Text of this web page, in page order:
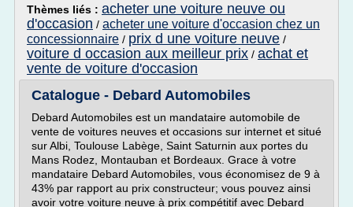
Thèmes liés : acheter une voiture neuve ou
d'occasion / acheter une voiture d'occasion chez un
concessionnaire / prix d une voiture neuve /
voiture d occasion aux meilleur prix / achat et
vente de voiture d'occasion
Catalogue - Debard Automobiles
Debard Automobiles est un mandataire automobile de
vente de voitures neuves et occasions sur internet et situé
sur Albi, Toulouse Labège, Saint Saturnin aux portes du
Mans Rodez, Montauban et Bordeaux. Grace à votre
mandataire Debard Automobiles, vous économisez de 9 à
43% par rapport au prix constructeur; vous pouvez ainsi
avoir votre voiture neuve à prix compétitif avec Debard